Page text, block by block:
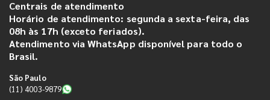
Centrais de atendimento
Horário de atendimento: segunda a sexta-feira, das
08h às 17h (exceto feriados).
Atendimento via WhatsApp disponível para todo o
Brasil.
São Paulo
(11) 4003-9879